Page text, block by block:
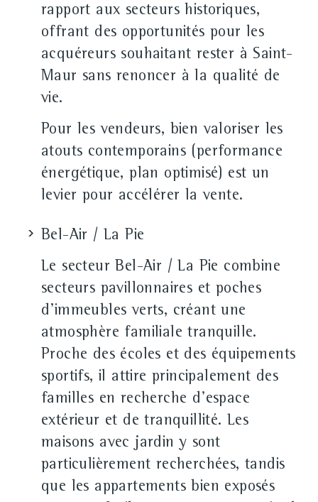
rapport aux secteurs historiques,
offrant des opportunités pour les
acquéreurs souhaitant rester à Saint-
Maur sans renoncer à la qualité de
vie.
Pour les vendeurs, bien valoriser les
atouts contemporains (performance
énergétique, plan optimisé) est un
levier pour accélérer la vente.
Bel-Air / La Pie
Le secteur Bel-Air / La Pie combine
secteurs pavillonnaires et poches
d'immeubles verts, créant une
atmosphère familiale tranquille.
Proche des écoles et des équipements
sportifs, il attire principalement des
familles en recherche d'espace
extérieur et de tranquillité. Les
maisons avec jardin y sont
particulièrement recherchées, tandis
que les appartements bien exposés